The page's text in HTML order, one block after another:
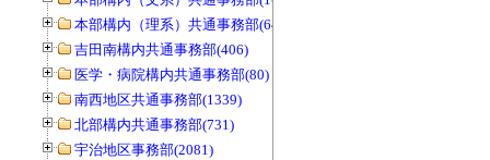
本部構内（理系）共通事務部(646)
吉田南構内共通事務部(406)
医学・病院構内共通事務部(80)
南西地区共通事務部(1339)
北部構内共通事務部(731)
宇治地区事務部(2081)